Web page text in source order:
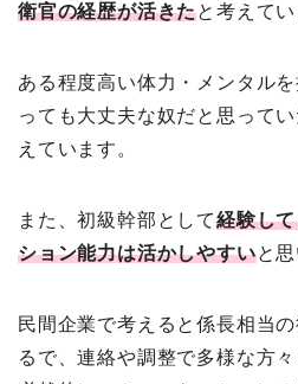
衛官の経歴が活きたと考えてい
ある程度高い体力・メンタル
っても大丈夫な奴だと思って
えています。
また、初級幹部として経験し
ション能力は活かしやすいと思
民間企業で考えると係長相当
るで、連絡や調整で多様な方